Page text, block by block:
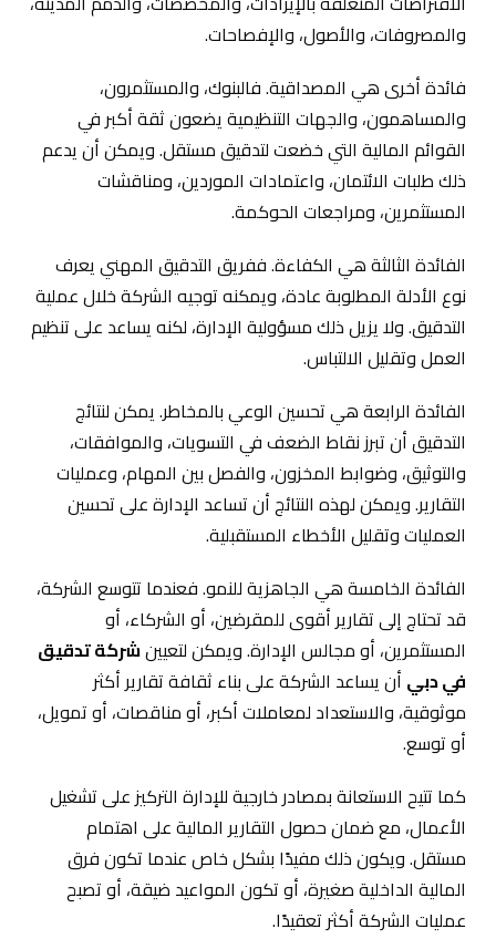
والمصروفات، والأصول، والإفصاحات.
فائدة أخرى هي المصداقية. فالبنوك، والمستثمرون،
والمساهمون، والجهات التنظيمية يضعون ثقة أكبر في
القوائم المالية التي خضعت لتدقيق مستقل. ويمكن أن يدعم
ذلك طلبات الائتمان، واعتمادات الموردين، ومناقشات
المستثمرين، ومراجعات الحوكمة.
الفائدة الثالثة هي الكفاءة. ففريق التدقيق المهني يعرف
نوع الأدلة المطلوبة عادة، ويمكنه توجيه الشركة خلال عملية
التدقيق. ولا يزيل ذلك مسؤولية الإدارة، لكنه يساعد على تنظيم
العمل وتقليل الالتباس.
الفائدة الرابعة هي تحسين الوعي بالمخاطر. يمكن لنتائج
التدقيق أن تبرز نقاط الضعف في التسويات، والموافقات،
والتوثيق، وضوابط المخزون، والفصل بين المهام، وعمليات
التقارير. ويمكن لهذه النتائج أن تساعد الإدارة على تحسين
العمليات وتقليل الأخطاء المستقبلية.
الفائدة الخامسة هي الجاهزية للنمو. فعندما تتوسع الشركة،
قد تحتاج إلى تقارير أقوى للمقرضين، أو الشركاء، أو
المستثمرين، أو مجالس الإدارة. ويمكن لتعيينشركة تدقيق
في دبي أن يساعد الشركة على بناء ثقافة تقارير أكثر
موثوقية، والاستعداد لمعاملات أكبر، أو مناقصات، أو تمويل،
أو توسع.
كما تتيح الاستعانة بمصادر خارجية للإدارة التركيز على تشغيل
الأعمال، مع ضمان حصول التقارير المالية على اهتمام
مستقل. ويكون ذلك مفيدًا بشكل خاص عندما تكون فرق
المالية الداخلية صغيرة، أو تكون المواعيد ضيقة، أو تصبح
عمليات الشركة أكثر تعقيدًا.